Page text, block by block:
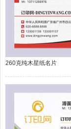
260克纯木星纸名片